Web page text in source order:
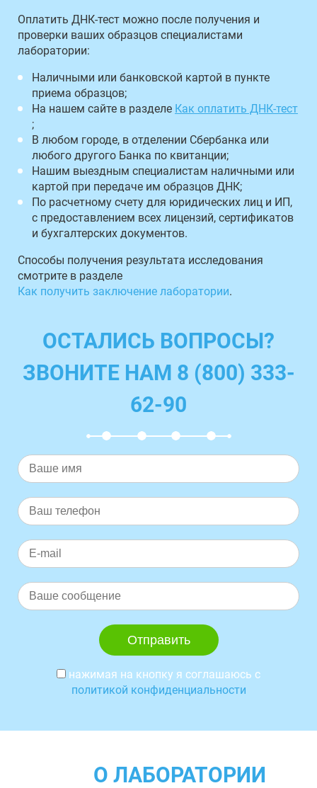
Оплатить ДНК-тест можно после получения и
проверки ваших образцов специалистами
лаборатории:
Наличными или банковской картой в пункте
приема образцов;
На нашем сайте в разделе Как оплатить ДНК-тест
;
В любом городе, в отделении Сбербанка или
любого другого Банка по квитанции;
Нашим выездным специалистам наличными или
картой при передаче им образцов ДНК;
По расчетному счету для юридических лиц и ИП,
с предоставлением всех лицензий, сертификатов
и бухгалтерских документов.
Способы получения результата исследования
смотрите в разделе
Как получить заключение лаборатории.
ОСТАЛИСЬ ВОПРОСЫ?
ЗВОНИТЕ НАМ 8 (800) 333-
62-90
нажимая на кнопку я соглашаюсь с
политикой конфиденциальности
О ЛАБОРАТОРИИ